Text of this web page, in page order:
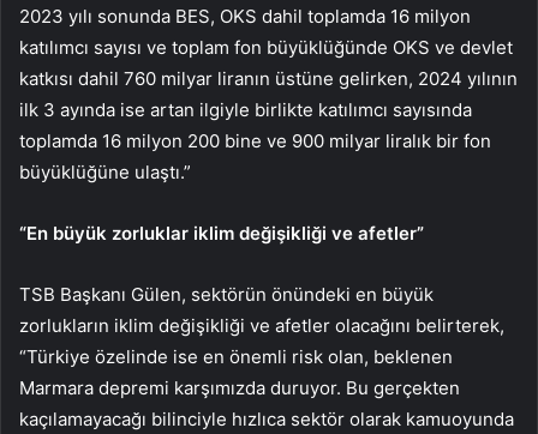
2023 yılı sonunda BES, OKS dahil toplamda 16 milyon
katılımcı sayısı ve toplam fon büyüklüğünde OKS ve devlet
katkısı dahil 760 milyar liranın üstüne gelirken, 2024 yılının
ilk 3 ayında ise artan ilgiyle birlikte katılımcı sayısında
toplamda 16 milyon 200 bine ve 900 milyar liralık bir fon
büyüklüğüne ulaştı.”
“En büyük zorluklar iklim değişikliği ve afetler”
TSB Başkanı Gülen, sektörün önündeki en büyük
zorlukların iklim değişikliği ve afetler olacağını belirterek,
“Türkiye özelinde ise en önemli risk olan, beklenen
Marmara depremi karşımızda duruyor. Bu gerçekten
kaçılamayacağı bilinciyle hızlıca sektör olarak kamuoyunda